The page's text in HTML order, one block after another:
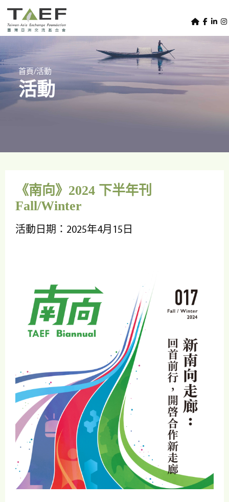
Skip to main content
TAEF
s
e
r
m
e
u
m
e
p
a
e
首頁/活動
活動
《南向》2024 下半年刊
Fall/Winter
活動日期：2025年4月15日